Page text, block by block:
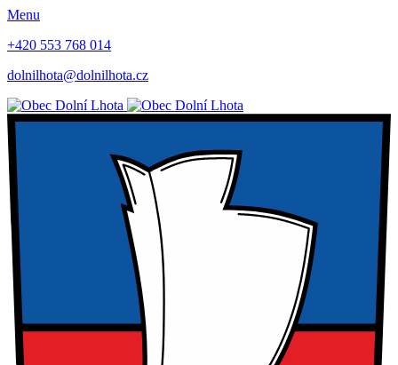
Menu
+420 553 768 014
dolnilhota@dolnilhota.cz